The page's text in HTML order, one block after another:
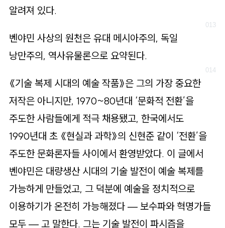
알려져 있다.
벤야민 사상의 원천은 유대 메시아주의, 독일
낭만주의, 역사유물론으로 요약된다.
《기술 복제 시대의 예술 작품》은 그의 가장 중요한
저작은 아니지만, 1970~80년대 ‘문화적 전환’을
주도한 사람들에게 적극 채용됐고, 한국에서도
1990년대 초 《현실과 과학》의 신현준 같이 ‘전환’을
주도한 문화론자들 사이에서 환영받았다. 이 글에서
벤야민은 대량생산 시대의 기술 발전이 예술 복제를
가능하게 만들었고, 그 덕분에 예술을 정치적으로
이용하기가 온전히 가능해졌다 — 보수파와 혁명가들
모두 — 고 말한다. 그는 기술 발전이 파시즘을